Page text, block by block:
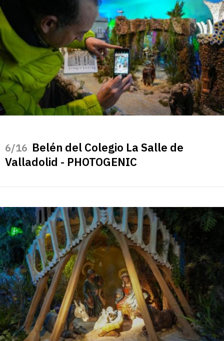
/16 Belén del Colegio La Salle de
Valladolid - PHOTOGENIC